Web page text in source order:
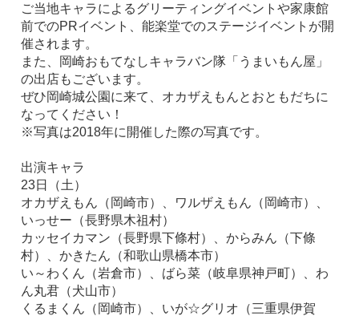
ご当地キャラによるグリーティングイベントや家康館
前でのPRイベント、能楽堂でのステージイベントが開
催されます。
また、岡崎おもてなしキャラバン隊「うまいもん屋」
の出店もございます。
ぜひ岡崎城公園に来て、オカザえもんとおともだちに
なってください！
※写真は2018年に開催した際の写真です。
出演キャラ
23日（土）
オカザえもん（岡崎市）、ワルザえもん（岡崎市）、
いっせー（長野県木祖村）
カッセイカマン（長野県下條村）、からみん（下條
村）、かきたん（和歌山県橋本市）
い～わくん（岩倉市）、ばら菜（岐阜県神戸町）、わ
ん丸君（犬山市）
くるまくん（岡崎市）、いが☆グリオ（三重県伊賀